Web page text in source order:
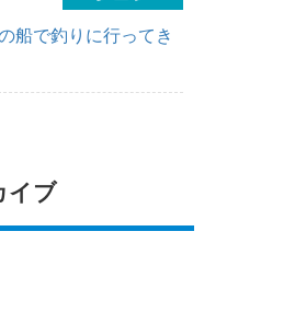
船で釣りに行ってき
イブ